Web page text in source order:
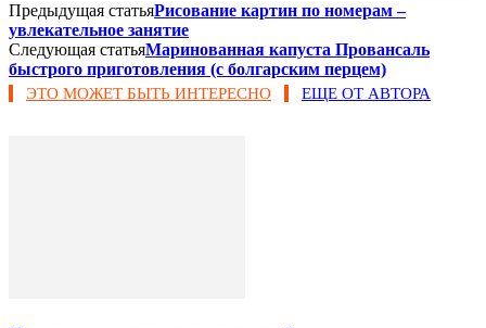
Предыдущая статьяРисование картин по номерам –
увлекательное занятие
Следующая статьяМаринованная капуста Провансаль
быстрого приготовления (с болгарским перцем)
ЭТО МОЖЕТ БЫТЬ ИНТЕРЕСНО ЕЩЕ ОТ АВТОРА